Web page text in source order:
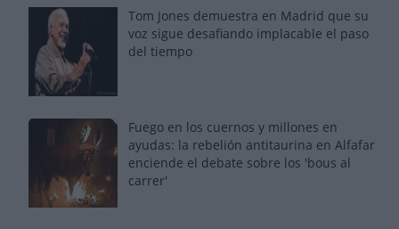
Tom Jones demuestra en Madrid que su
voz sigue desafiando implacable el paso
del tiempo
Fuego en los cuernos y millones en
ayudas: la rebelión antitaurina en Alfafar
enciende el debate sobre los 'bous al
carrer'